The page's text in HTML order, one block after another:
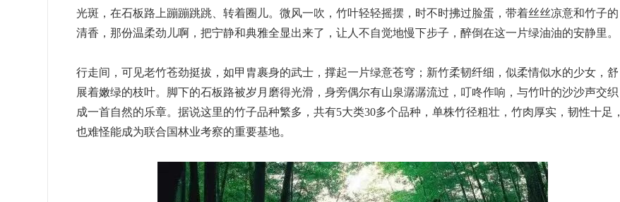
光斑，在石板路上蹦蹦跳跳、转着圈儿。微风一吹，竹叶轻轻摇摆，时不时拂过脸蛋，带着丝丝凉意和竹子的
清香，那份温柔劲儿啊，把宁静和典雅全显出来了，让人不自觉地慢下步子，醉倒在这一片绿油油的安静里。
行走间，可见老竹苍劲挺拔，如甲胄裹身的武士，撑起一片绿意苍穹；新竹柔韧纤细，似柔情似水的少女，舒
展着嫩绿的枝叶。脚下的石板路被岁月磨得光滑，身旁偶尔有山泉潺潺流过，叮咚作响，与竹叶的沙沙声交织
成一首自然的乐章。据说这里的竹子品种繁多，共有5大类30多个品种，单株竹径粗壮，竹肉厚实，韧性十足，
也难怪能成为联合国林业考察的重要基地。